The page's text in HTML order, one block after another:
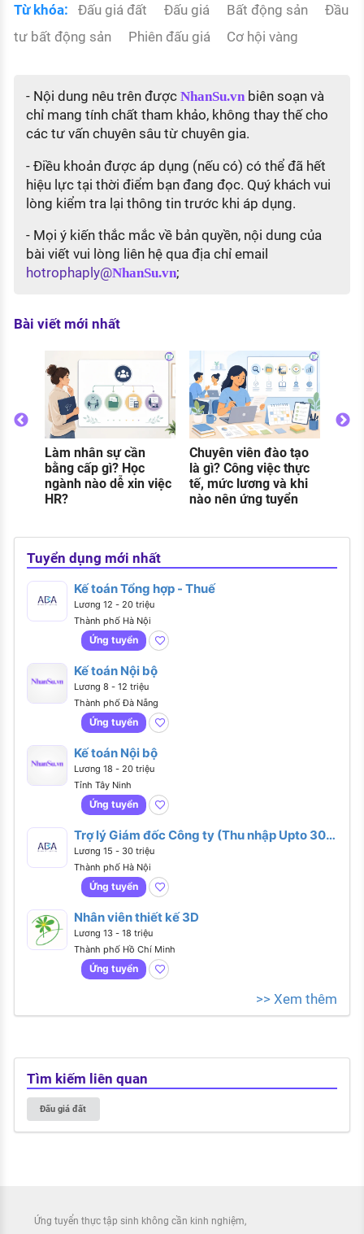
Từ khóa: Đấu giá đất Đấu giá Bất động sản
Đầu
tư bất động sản
Phiên đấu giá Cơ hội vàng
- Nội dung nêu trên được NhanSu.vnbiên soạn và
chỉ mang tính chất tham khảo, không thay thế cho
các tư vấn chuyên sâu từ chuyên gia.
- Điều khoản được áp dụng (nếu có) có thể đã hết
hiệu lực tại thời điểm bạn đang đọc. Quý khách vui
lòng kiểm tra lại thông tin trước khi áp dụng.
- Mọi ý kiến thắc mắc về bản quyền, nội dung của
bài viết vui lòng liên hệ qua địa chỉ email
hotrophaply@NhanSu.vn;
Bài viết mới nhất
xin việc
Chuyên viên đào tạo
là gì? Công việc thực
tế, mức lương và khi
Lương pháp chế
doanh nghiệp bao
nhiêu? Mức lương
theo từng vị trí
Tuyển dụng mới nhất
Kế toán Tổng hợp - Thuế
Lương 12 - 20 triệu
Thành phố Hà Nội
Ứng tuyển
Kế toán Nội bộ
Lương 8 - 12 triệu
Thành phố Đà Nẵng
Ứng tuyển
Kế toán Nội bộ
Lương 18 - 20 triệu
Tỉnh Tây Ninh
Ứng tuyển
Trợ lý Giám đốc Công ty (Thu nhập Upto 30
triệu)
Lương 15 - 30 triệu
Thành phố Hà Nội
Ứng tuyển
Nhân viên thiết kế 3D
Lương 13 - 18 triệu
Thành phố Hồ Chí Minh
Ứng tuyển
>> Xem thêm
Tìm kiếm liên quan
Đấu giá đất
Ứng tuyển thực tập sinh không cần kinh nghiệm